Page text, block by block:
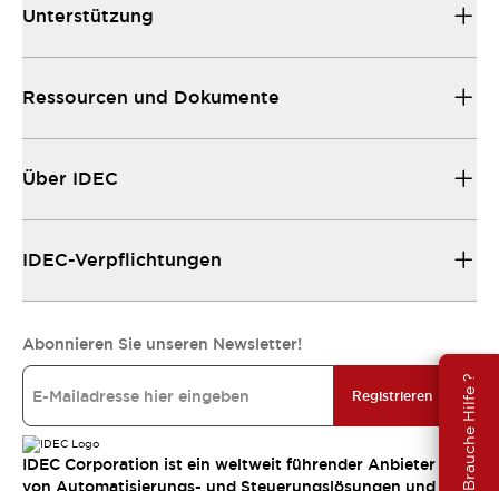
Brauche Hilfe ?
Unterstützung
Ressourcen und Dokumente
Über IDEC
IDEC-Verpflichtungen
Abonnieren Sie unseren Newsletter!
Registrieren
IDEC Corporation ist ein weltweit führender Anbieter
von Automatisierungs- und Steuerungslösungen und